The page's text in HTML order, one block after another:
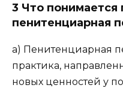
3 Что
пенитенциарная
а) Пенитенциарная
практика,
новых ценностей у